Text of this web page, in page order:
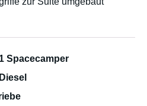
nerviges Umräumen
mit der man sogar Laptops
Spacecamper
Diesel